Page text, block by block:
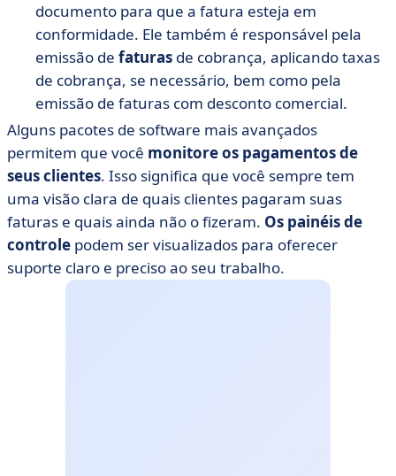
documento para que a fatura esteja em
conformidade. Ele também é responsável pela
emissão de faturas de cobrança, aplicando taxas
de cobrança, se necessário, bem como pela
emissão de faturas com desconto comercial.
Alguns pacotes de software mais avançados
permitem que você monitore os pagamentos de
seus clientes. Isso significa que você sempre tem
uma visão clara de quais clientes pagaram suas
faturas e quais ainda não o fizeram. Os painéis de
controle podem ser visualizados para oferecer
suporte claro e preciso ao seu trabalho.